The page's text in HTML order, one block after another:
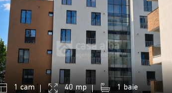
1 cam 40 mp 1 baie